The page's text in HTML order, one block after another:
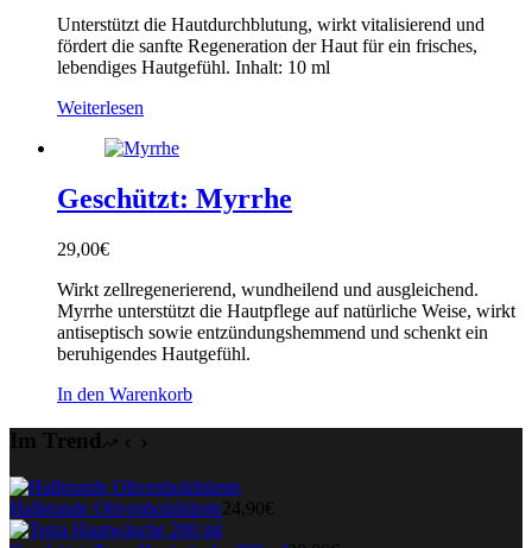
Unterstützt die Hautdurchblutung, wirkt vitalisierend und
fördert die sanfte Regeneration der Haut für ein frisches,
lebendiges Hautgefühl. Inhalt: 10 ml
Weiterlesen
Geschützt: Myrrhe
29,00€
Wirkt zellregenerierend, wundheilend und ausgleichend.
Myrrhe unterstützt die Hautpflege auf natürliche Weise, wirkt
antiseptisch sowie entzündungshemmend und schenkt ein
beruhigendes Hautgefühl.
In den Warenkorb
Im Trend
Halbrunde Olivenholzbürste 24,90€